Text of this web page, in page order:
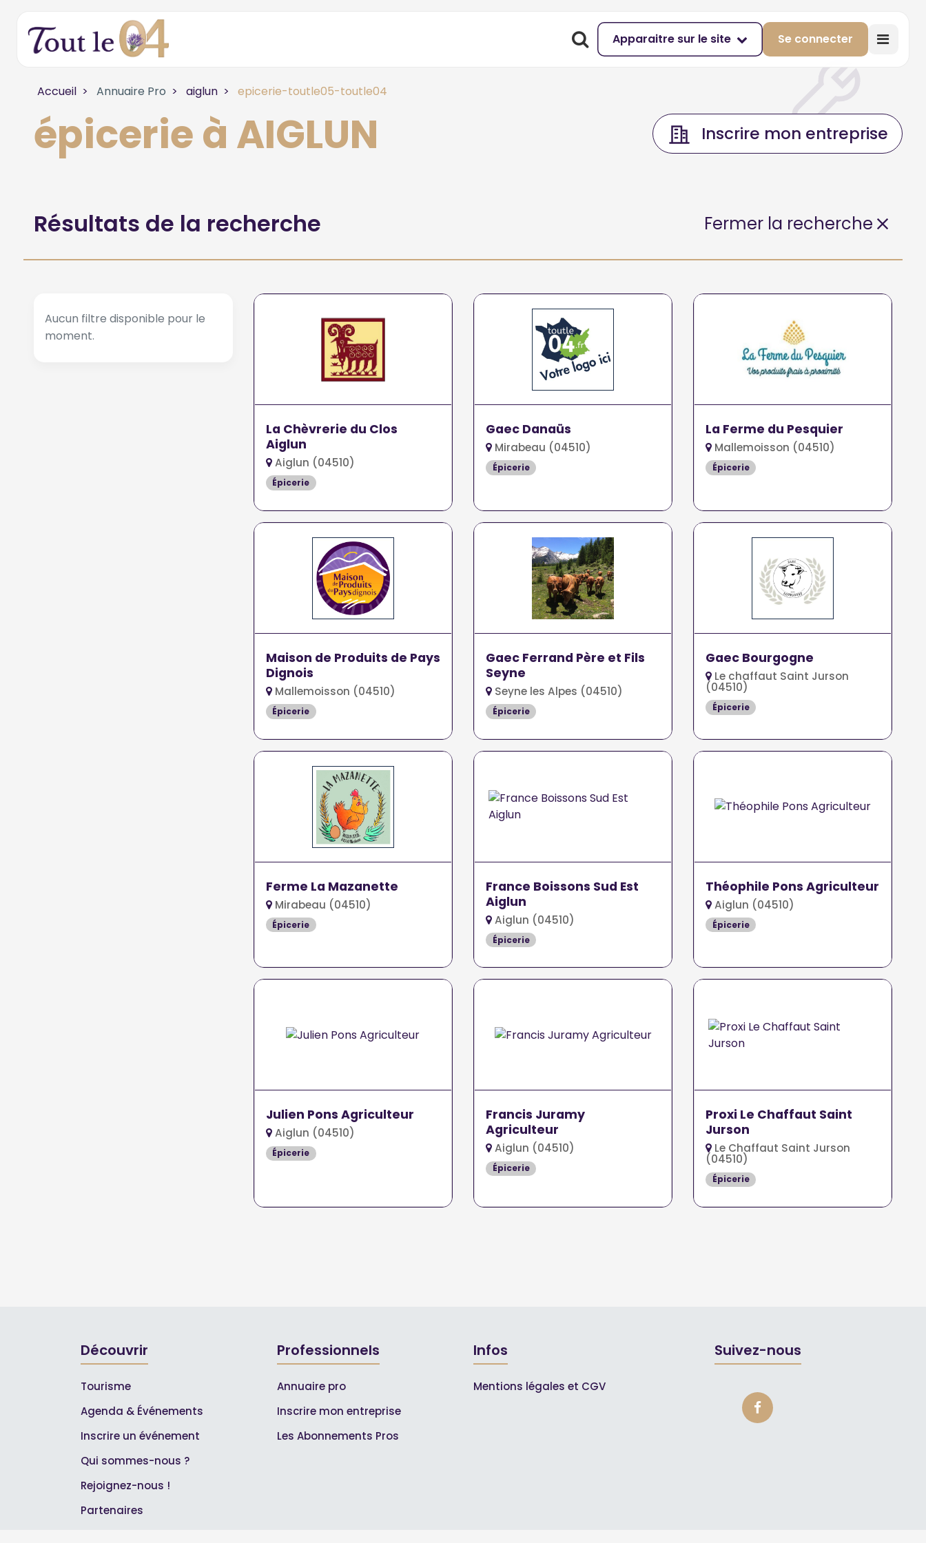
Apparaitre sur le site Se connecter
Accueil Annuaire Pro aiglun epicerie-toutle05-toutle04
épicerie à AIGLUN Inscrire mon entreprise
Résultats de la recherche Fermer la recherche
Aucun filtre disponible pour le
moment.
La Chèvrerie du Clos
Aiglun
Aiglun (04510)
Épicerie
Gaec Danaüs
Mirabeau (04510)
Épicerie
La Ferme du Pesquier
Mallemoisson (04510)
Épicerie
Maison de Produits de Pays
Dignois
Mallemoisson (04510)
Épicerie
Gaec Ferrand Père et Fils
Seyne
Seyne les Alpes (04510)
Épicerie
Gaec Bourgogne
Le chaffaut Saint Jurson
(04510)
Épicerie
Ferme La Mazanette
Mirabeau (04510)
Épicerie
France Boissons Sud Est
Aiglun
Aiglun (04510)
Épicerie
Théophile Pons Agriculteur
Aiglun (04510)
Épicerie
Julien Pons Agriculteur
Aiglun (04510)
Épicerie
Francis Juramy
Agriculteur
Aiglun (04510)
Épicerie
Proxi Le Chaffaut Saint
Jurson
Le Chaffaut Saint Jurson
(04510)
Épicerie
Découvrir
Tourisme
Agenda & Événements
Inscrire un événement
Qui sommes-nous ?
Rejoignez-nous !
Partenaires
Professionnels
Annuaire pro
Inscrire mon entreprise
Les Abonnements Pros
Infos
Mentions légales et CGV
Suivez-nous